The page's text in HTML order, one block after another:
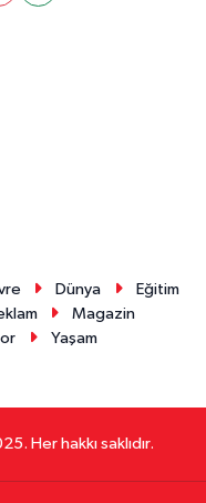
Dünya
Eğitim
Magazin
Yaşam
Her hakkı saklıdır.